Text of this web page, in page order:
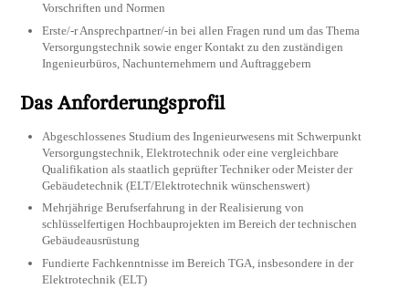
Vorschriften und Normen
Erste/-r Ansprechpartner/-in bei allen Fragen rund um das Thema
Versorgungstechnik sowie enger Kontakt zu den zuständigen
Ingenieurbüros, Nachunternehmern und Auftraggebern
Das Anforderungsprofil
Abgeschlossenes Studium des Ingenieurwesens mit Schwerpunkt
Versorgungstechnik, Elektrotechnik oder eine vergleichbare
Qualifikation als staatlich geprüfter Techniker oder Meister der
Gebäudetechnik (ELT/Elektrotechnik wünschenswert)
Mehrjährige Berufserfahrung in der Realisierung von
schlüsselfertigen Hochbauprojekten im Bereich der technischen
Gebäudeausrüstung
Fundierte Fachkenntnisse im Bereich TGA, insbesondere in der
Elektrotechnik (ELT)